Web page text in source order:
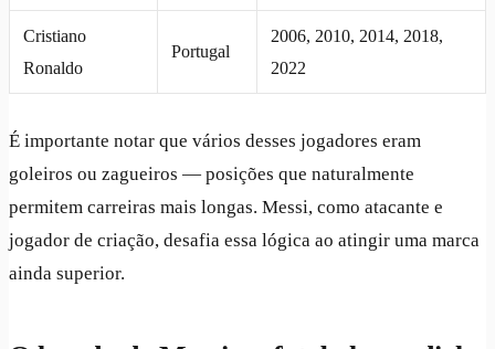
Cristiano
Ronaldo
Portugal
2006, 2010, 2014, 2018,
2022
É importante notar que vários desses jogadores eram
goleiros ou zagueiros — posições que naturalmente
permitem carreiras mais longas. Messi, como atacante e
jogador de criação, desafia essa lógica ao atingir uma marca
ainda superior.